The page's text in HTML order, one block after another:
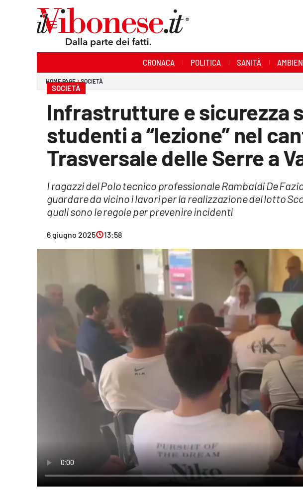
CRONACA POLITICA SANITÀ
HOME PAGE SOCIETÀ
SOCIETÀ
Infrastrutture e sicurezza
studenti a “lezione” nel
Trasversale delle Serre a
I ragazzi del Polo tecnico professionale Rambaldi De
guardare da vicino i lavori per la realizzazione del lotto
quali sono le regole per prevenire incidenti
6 giugno 2025 13:58